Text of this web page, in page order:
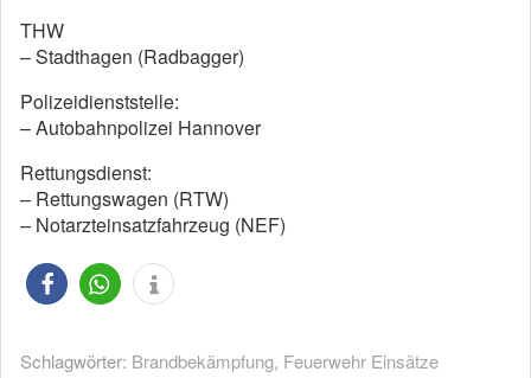
THW
– Stadthagen (Radbagger)
Polizeidienststelle:
– Autobahnpolizei Hannover
Rettungsdienst:
– Rettungswagen (RTW)
– Notarzteinsatzfahrzeug (NEF)
Schlagwörter: Brandbekämpfung, Feuerwehr Einsätze